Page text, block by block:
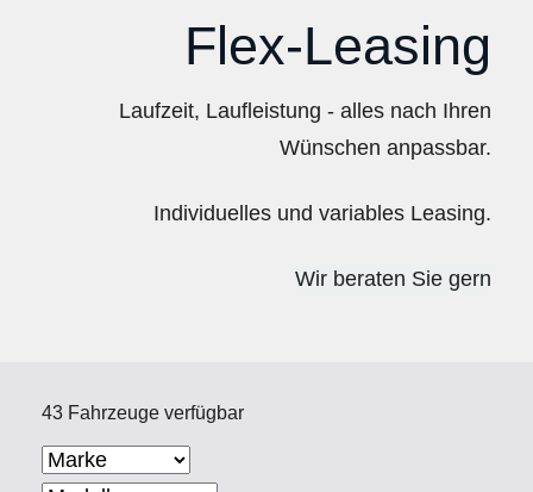
Flex-Leasing
Laufzeit, Laufleistung - alles nach Ihren
Wünschen anpassbar.
Individuelles und variables Leasing.
Wir beraten Sie gern
43 Fahrzeuge verfügbar